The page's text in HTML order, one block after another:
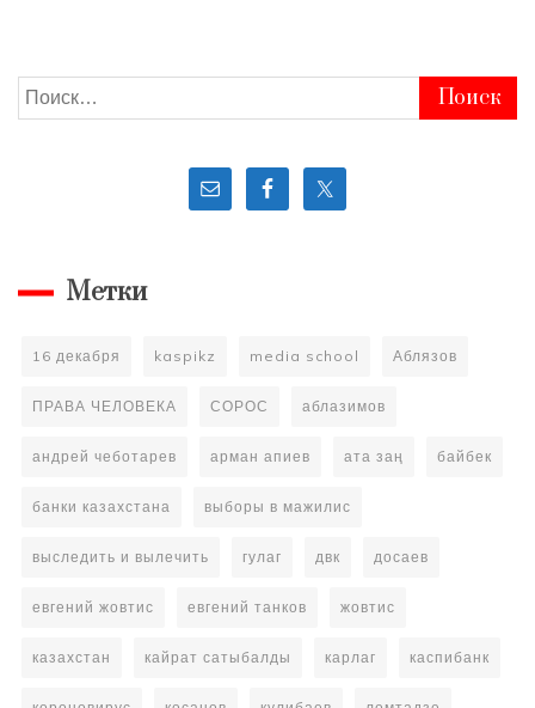
Улан
Шамшет.
Найти:
Метки
16 декабря kaspikz media school Аблязов
ПРАВА ЧЕЛОВЕКА СОРОС аблазимов
андрей чеботарев арман апиев ата заң байбек
банки казахстана выборы в мажилис
выследить и вылечить гулаг двк досаев
евгений жовтис евгений танков жовтис
казахстан кайрат сатыбалды карлаг каспибанк